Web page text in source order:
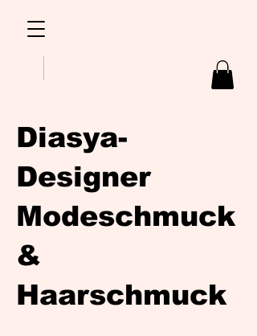
Diasya-
Designer
Modeschmuck
&
Haarschmuck